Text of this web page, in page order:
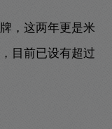
，这两年更是米
目前已设有超过